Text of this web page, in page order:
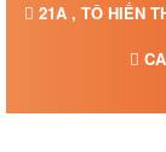
21A , TÔ HIẾN